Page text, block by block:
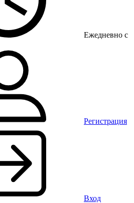
Ежедневно с
Регистрация
Вход